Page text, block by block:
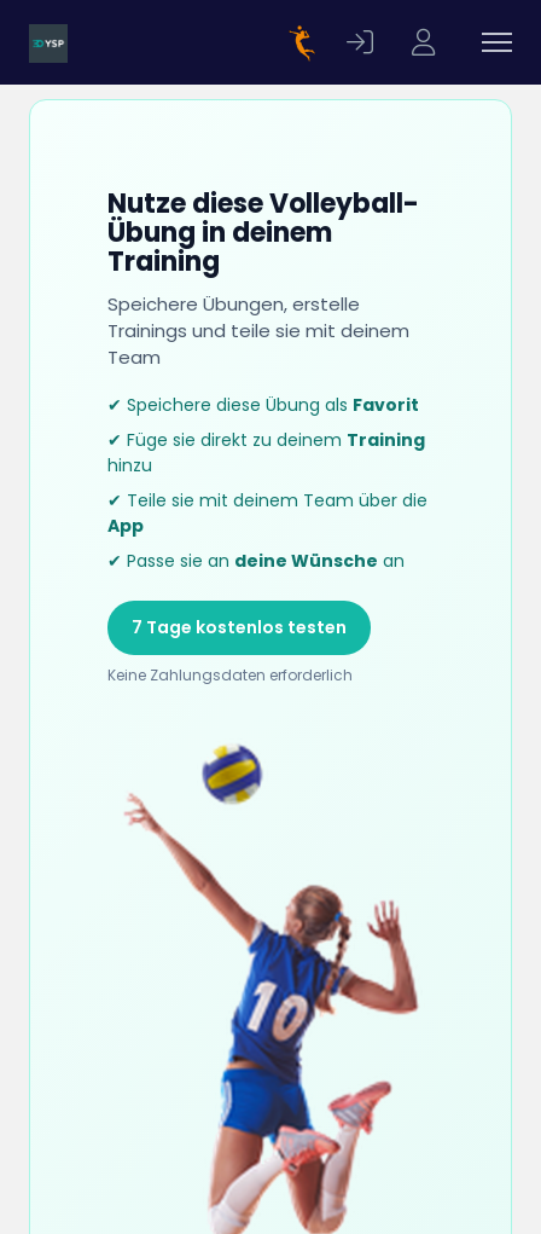
Nutze diese Volleyball-
Übung in deinem
Training
Speichere Übungen, erstelle
Trainings und teile sie mit deinem
Team
✔ Speichere diese Übung als Favorit
✔ Füge sie direkt zu deinem Training
hinzu
✔ Teile sie mit deinem Team über die
App
✔ Passe sie an deine Wünsche an
7 Tage kostenlos testen
Keine Zahlungsdaten erforderlich